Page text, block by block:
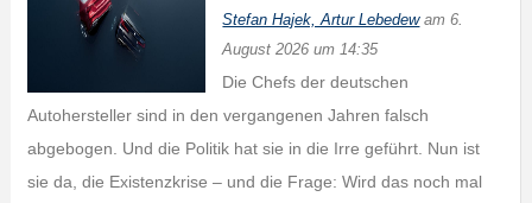
Stefan Hajek, Artur Lebedewam 6.
August 2026 um 14:35
Die Chefs der deutschen
Autohersteller sind in den ver­­­gangenen Jahren falsch
abgebogen. Und die Politik hat sie in die Irre geführt. Nun ist
sie da, die Existenzkrise – und die Frage: Wird das noch mal